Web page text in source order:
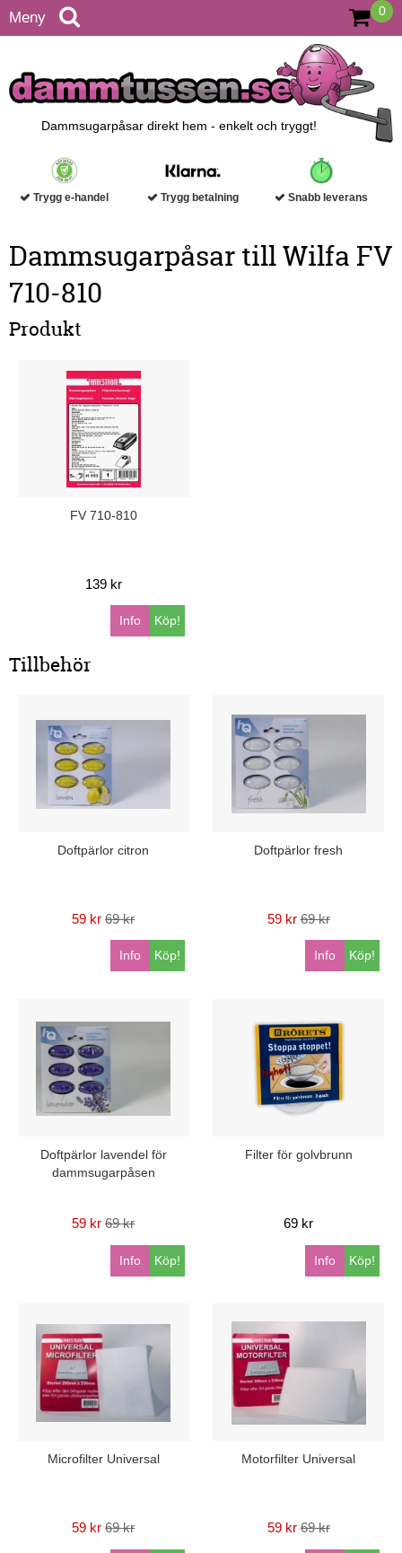
Meny 0
Dammsugarpåsar direkt hem - enkelt och tryggt!
Trygg e-handel Trygg betalning Snabb leverans
Dammsugarpåsar till Wilfa FV
710-810
Produkt
FV 710-810
139 kr
Köp!
Info
Tillbehör
Doftpärlor citron
59 kr 69 kr
Köp!
Info
Doftpärlor fresh
59 kr 69 kr
Köp!
Info
Doftpärlor lavendel för
dammsugarpåsen
59 kr 69 kr
Köp!
Info
Filter för golvbrunn
69 kr
Köp!
Info
Microfilter Universal
59 kr 69 kr
Motorfilter Universal
59 kr 69 kr